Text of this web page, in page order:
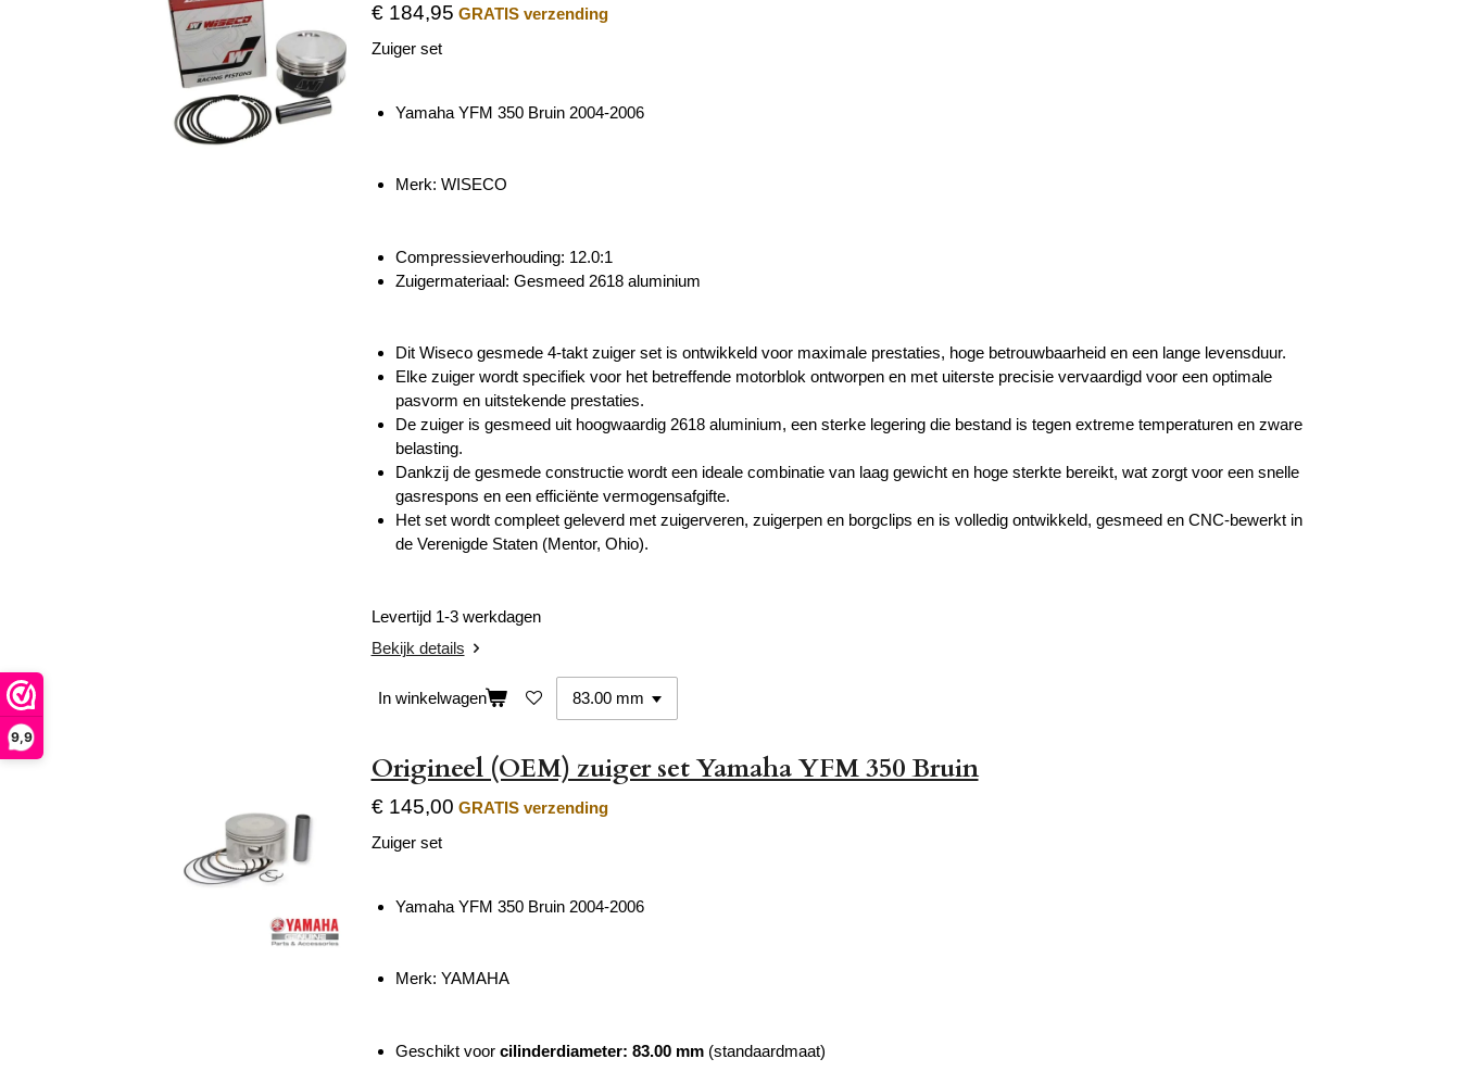
9,9
€ 184,95 GRATIS verzending
Zuiger set
Yamaha YFM 350 Bruin 2004-2006
Merk: WISECO
Compressieverhouding: 12.0:1
Zuigermateriaal: Gesmeed 2618 aluminium
Dit Wiseco gesmede 4-takt zuiger set is ontwikkeld voor maximale prestaties, hoge betrouwbaarheid en een lange levensduur.
Elke zuiger wordt specifiek voor het betreffende motorblok ontworpen en met uiterste precisie vervaardigd voor een optimale
pasvorm en uitstekende prestaties.
De zuiger is gesmeed uit hoogwaardig 2618 aluminium, een sterke legering die bestand is tegen extreme temperaturen en zware
belasting.
Dankzij de gesmede constructie wordt een ideale combinatie van laag gewicht en hoge sterkte bereikt, wat zorgt voor een snelle
gasrespons en een efficiënte vermogensafgifte.
Het set wordt compleet geleverd met zuigerveren, zuigerpen en borgclips en is volledig ontwikkeld, gesmeed en CNC-bewerkt in
de Verenigde Staten (Mentor, Ohio).
Levertijd 1-3 werkdagen
Bekijk details
In winkelwagen
Origineel (OEM) zuiger set Yamaha YFM 350 Bruin
€ 145,00 GRATIS verzending
Zuiger set
Yamaha YFM 350 Bruin 2004-2006
Merk: YAMAHA
Geschikt voor cilinderdiameter: 83.00 mm (standaardmaat)